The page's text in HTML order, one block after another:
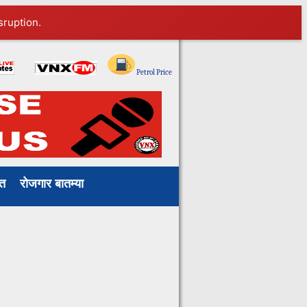
रोजगार बातम्या